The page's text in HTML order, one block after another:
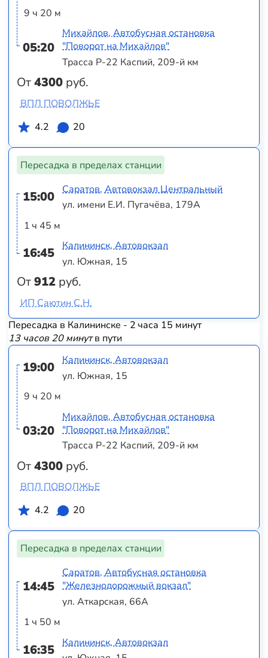
9 ч 20 м
05:20
От4300 руб.
Михайлов, Автобусная остановка
"Поворот на Михайлов"
Трасса Р-22 Каспий, 209-й км
ВПЛ ПОВОЛЖЬЕ
4.2
20
Пересадка в пределах станции
15:00
1 ч 45 м
16:45
От912 руб.
Саратов, Автовокзал Центральный
ул. имени Е.И. Пугачёва, 179А
Калининск, Автовокзал
ул. Южная, 15
ИП Саютин С.Н.
Пересадка в Калининске - 2 часа 15 минут
13 часов 20 минутв пути
19:00
9 ч 20 м
03:20
От4300 руб.
Калининск, Автовокзал
ул. Южная, 15
Михайлов, Автобусная остановка
"Поворот на Михайлов"
Трасса Р-22 Каспий, 209-й км
ВПЛ ПОВОЛЖЬЕ
4.2
20
Пересадка в пределах станции
14:45
1 ч 50 м
16:35
Саратов, Автобусная остановка
"Железнодорожный вокзал"
ул. Аткарская, 66А
Калининск, Автовокзал